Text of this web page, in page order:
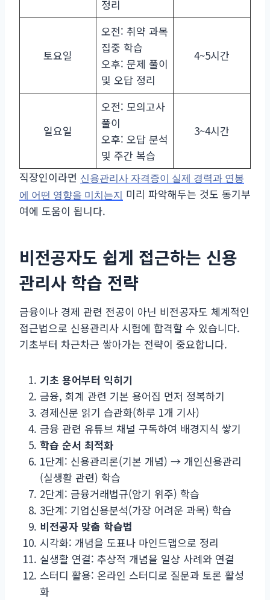
정리
토요일
오전: 취약 과목
집중 학습
오후: 문제 풀이
및 오답 정리
4~5시간
일요일
오전: 모의고사
풀이
오후: 오답 분석
및 주간 복습
3~4시간
직장인이라면 신용관리사 자격증이 실제 경력과 연봉
에 어떤 영향을 미치는지
미리 파악해두는 것도 동기부
여에 도움이 됩니다.
비전공자도 쉽게 접근하는 신용
관리사 학습 전략
금융이나 경제 관련 전공이 아닌 비전공자도 체계적인
접근법으로 신용관리사 시험에 합격할 수 있습니다.
기초부터 차근차근 쌓아가는 전략이 중요합니다.
기초 용어부터 익히기
금융, 회계 관련 기본 용어집 먼저 정복하기
경제신문 읽기 습관화(하루 1개 기사)
금융 관련 유튜브 채널 구독하여 배경지식 쌓기
학습 순서 최적화
1단계: 신용관리론(기본 개념) → 개인신용관리
(실생활 관련) 학습
2단계: 금융거래법규(암기 위주) 학습
3단계: 기업신용분석(가장 어려운 과목) 학습
비전공자 맞춤 학습법
시각화: 개념을 도표나 마인드맵으로 정리
실생활 연결: 추상적 개념을 일상 사례와 연결
스터디 활용: 온라인 스터디로 질문과 토론 활성
화